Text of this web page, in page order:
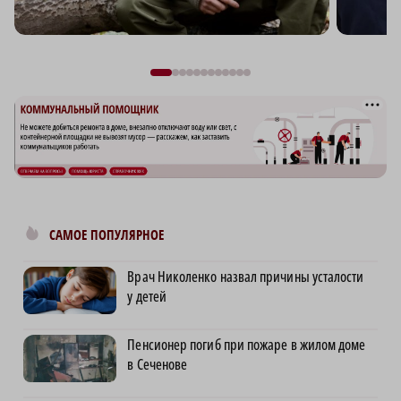
САМОЕ ПОПУЛЯРНОЕ
Врач Николенко назвал причины усталости
у детей
Пенсионер погиб при пожаре в жилом доме
в Сеченове